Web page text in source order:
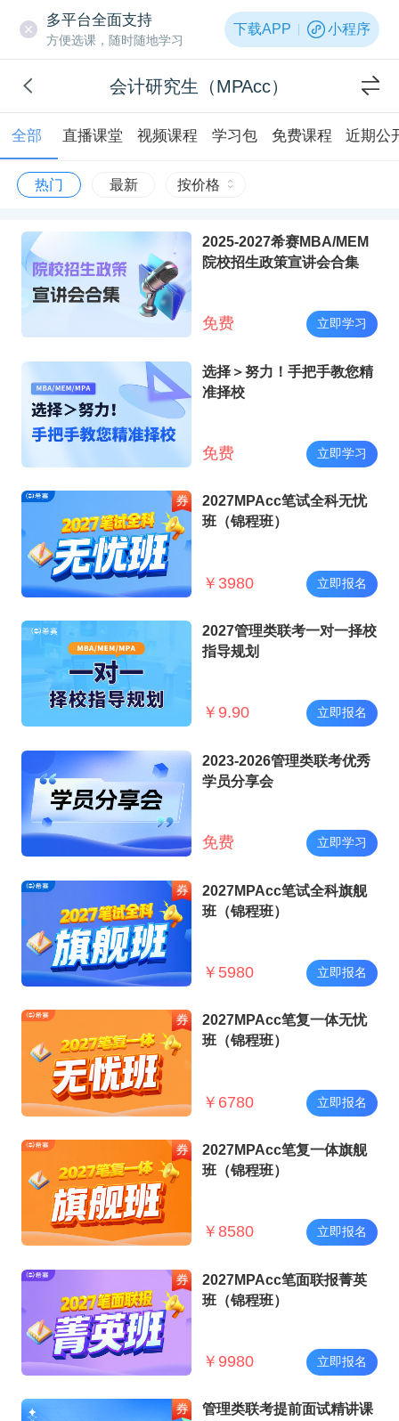
多平台全面支持
方便选课，随时随地学习
下载APP 小程序
会计研究生（MPAcc）
全部 直播课堂 视频课程 学习包 免费课程 近期公
热门 最新 按价格
2025-2027希赛MBA/MEM
院校招生政策宣讲会合集
免费 立即学习
选择＞努力！手把手教您精
准择校
免费 立即学习
2027MPAcc笔试全科无忧
班（锦程班）
￥ 3980 立即报名
2027管理类联考一对一择校
指导规划
￥ 9.90 立即报名
2023-2026管理类联考优秀
学员分享会
免费 立即学习
2027MPAcc笔试全科旗舰
班（锦程班）
￥ 5980 立即报名
2027MPAcc笔复一体无忧
班（锦程班）
￥ 6780 立即报名
2027MPAcc笔复一体旗舰
班（锦程班）
￥ 8580 立即报名
2027MPAcc笔面联报菁英
班（锦程班）
￥ 9980 立即报名
管理类联考提前面试精讲课